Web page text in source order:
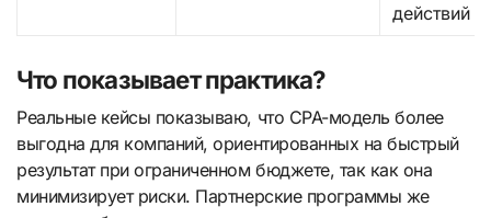
действий
Что показывает практика?
Реальные кейсы показываю, что CPA-модель более
выгодна для компаний, ориентированных на быстрый
результат при ограниченном бюджете, так как она
минимизирует риски. Партнерские программы же